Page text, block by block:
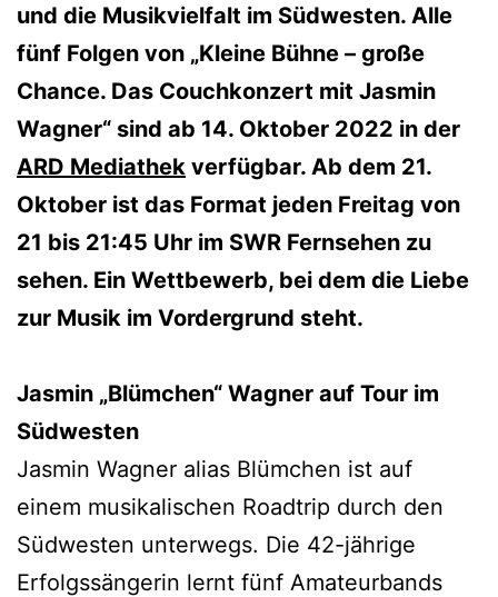
und die Musikvielfalt im Südwesten. Alle
fünf Folgen von „Kleine Bühne – große
Chance. Das Couchkonzert mit Jasmin
Wagner“ sind ab 14. Oktober 2022 in der
ARD Mediathek verfügbar. Ab dem 21.
Oktober ist das Format jeden Freitag von
21 bis 21:45 Uhr im SWR Fernsehen zu
sehen. Ein Wettbewerb, bei dem die Liebe
zur Musik im Vordergrund steht.
Jasmin „Blümchen“ Wagner auf Tour im
Südwesten
Jasmin Wagner alias Blümchen ist auf
einem musikalischen Roadtrip durch den
Südwesten unterwegs. Die 42-jährige
Erfolgssängerin lernt fünf Amateurbands